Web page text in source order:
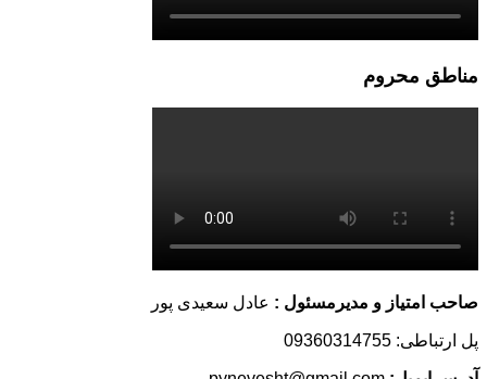
مناطق محروم
صاحب امتیاز و مدیرمسئول : عادل سعیدی پور
پل ارتباطی: 09360314755